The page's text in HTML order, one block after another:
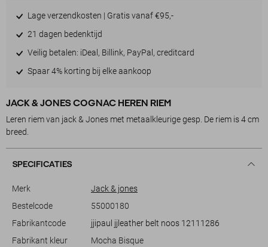
Lage verzendkosten | Gratis vanaf €95,-
21 dagen bedenktijd
Veilig betalen: iDeal, Billink, PayPal, creditcard
Spaar 4% korting bij elke aankoop
JACK & JONES COGNAC HEREN RIEM
Leren riem van jack & Jones met metaalkleurige gesp. De riem is 4 cm
breed.
SPECIFICATIES
Merk
Jack & jones
Bestelcode
55000180
Fabrikantcode
jjipaul jjleather belt noos 12111286
Fabrikant kleur
Mocha Bisque